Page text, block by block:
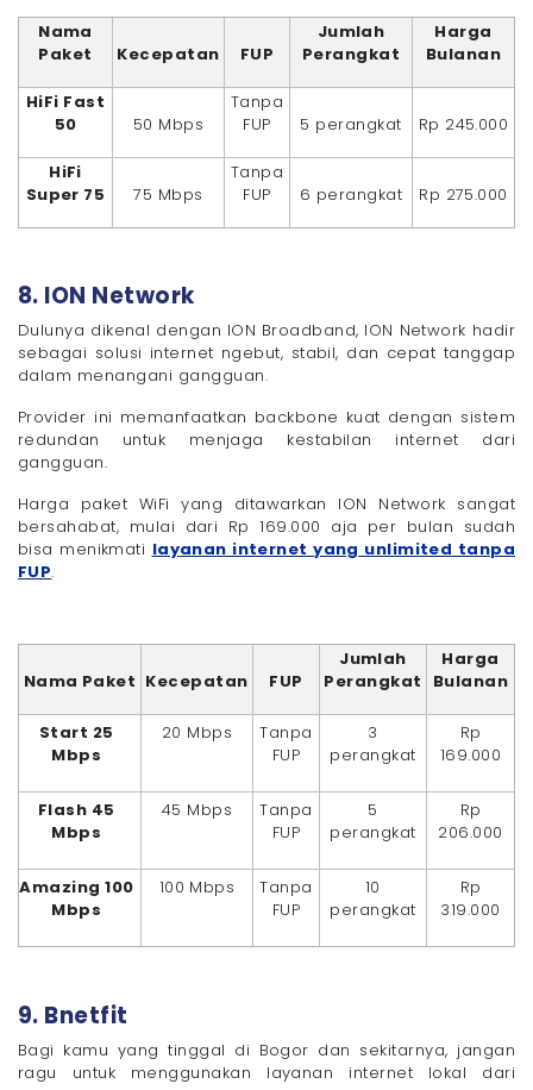
Nama
Paket
Kecepatan FUP
Jumlah
Perangkat
Harga
Bulanan
HiFi Fast
50
50 Mbps
Tanpa
FUP
5 perangkat Rp 245.000
HiFi
Super 75
75 Mbps
Tanpa
FUP
6 perangkat Rp 275.000
8. ION Network
Dulunya dikenal dengan ION Broadband, ION Network hadir
sebagai solusi internet ngebut, stabil, dan cepat tanggap
dalam menangani gangguan.
Provider ini memanfaatkan backbone kuat dengan sistem
redundan untuk menjaga kestabilan internet dari
gangguan.
Harga paket WiFi yang ditawarkan ION Network sangat
bersahabat, mulai dari Rp 169.000 aja per bulan sudah
bisa menikmati layanan internet yang unlimited tanpa
FUP.
Nama Paket Kecepatan FUP
Jumlah
Perangkat
Harga
Bulanan
Start 25
Mbps
20 Mbps
Tanpa
FUP
3
perangkat
Rp
169.000
Flash 45
Mbps
45 Mbps
Tanpa
FUP
5
perangkat
Rp
206.000
Amazing 100
Mbps
100 Mbps
Tanpa
FUP
10
perangkat
Rp
319.000
9. Bnetfit
Bagi kamu yang tinggal di Bogor dan sekitarnya, jangan
ragu untuk menggunakan layanan internet lokal dari